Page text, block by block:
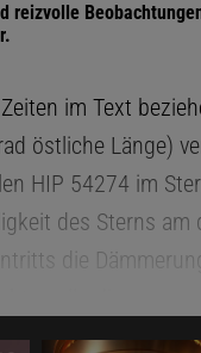
reizvolle
im Text
östliche Länge)
HIP 54274 im
des Sterns am
die
besten sieht man